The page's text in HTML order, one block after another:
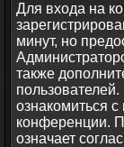
Для входа на
минут, но
также
ознакомиться
конференции.
означает